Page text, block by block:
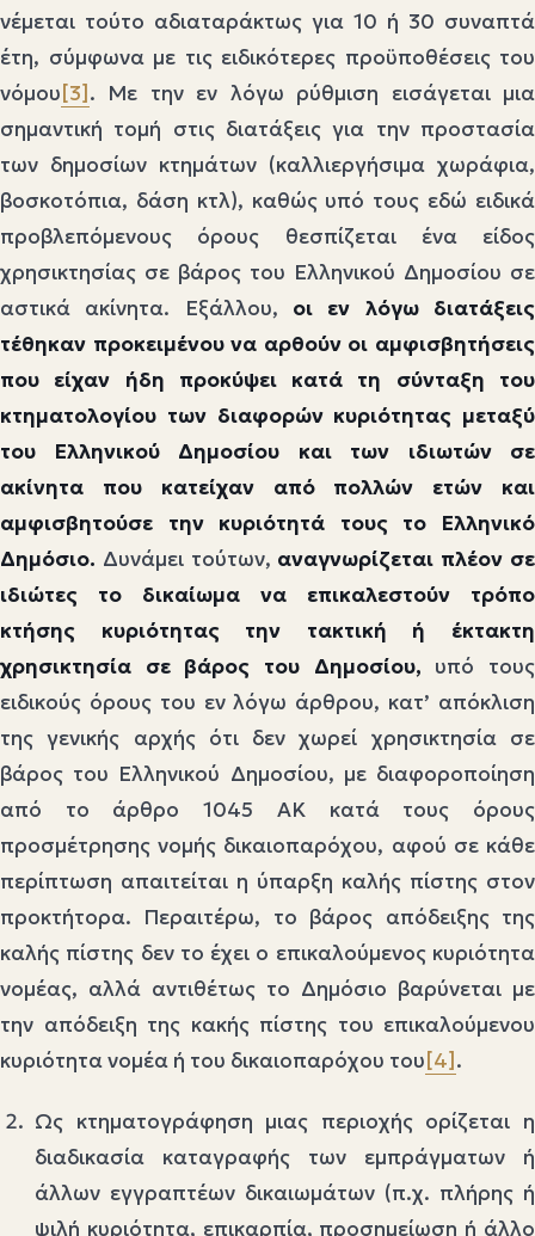
νέμεται τούτο αδιαταράκτως για 10 ή 30 συναπτά
έτη, σύμφωνα με τις ειδικότερες προϋποθέσεις του
νόμου [3] . Με την εν λόγω ρύθμιση εισάγεται μια
σημαντική τομή στις διατάξεις για την προστασία
των δημοσίων κτημάτων (καλλιεργήσιμα χωράφια,
βοσκοτόπια, δάση κτλ), καθώς υπό τους εδώ ειδικά
προβλεπόμενους όρους θεσπίζεται ένα είδος
χρησικτησίας σε βάρος του Ελληνικού Δημοσίου σε
αστικά ακίνητα. Εξάλλου, οι εν λόγω διατάξεις
τέθηκαν προκειμένου να αρθούν οι αμφισβητήσεις
που είχαν ήδη προκύψει κατά τη σύνταξη του
κτηματολογίου των διαφορών κυριότητας μεταξύ
του Ελληνικού Δημοσίου και των ιδιωτών σε
ακίνητα που κατείχαν από πολλών ετών και
αμφισβητούσε την κυριότητά τους το Ελληνικό
Δημόσιο. Δυνάμει τούτων, αναγνωρίζεται πλέον σε
ιδιώτες το δικαίωμα να επικαλεστούν τρόπο
κτήσης κυριότητας την τακτική ή έκτακτη
χρησικτησία σε βάρος του Δημοσίου, υπό τους
ειδικούς όρους του εν λόγω άρθρου, κατ’ απόκλιση
της γενικής αρχής ότι δεν χωρεί χρησικτησία σε
βάρος του Ελληνικού Δημοσίου, με διαφοροποίηση
από το άρθρο 1045 ΑΚ κατά τους όρους
προσμέτρησης νομής δικαιοπαρόχου, αφού σε κάθε
περίπτωση απαιτείται η ύπαρξη καλής πίστης στον
προκτήτορα. Περαιτέρω, το βάρος απόδειξης της
καλής πίστης δεν το έχει ο επικαλούμενος κυριότητα
νομέας, αλλά αντιθέτως το Δημόσιο βαρύνεται με
την απόδειξη της κακής πίστης του επικαλούμενου
κυριότητα νομέα ή του δικαιοπαρόχου του [4] .
Ως κτηματογράφηση μιας περιοχής ορίζεται η
διαδικασία καταγραφής των εμπράγματων ή
άλλων εγγραπτέων δικαιωμάτων (π.χ. πλήρης ή
ψιλή κυριότητα, επικαρπία, προσημείωση ή άλλο